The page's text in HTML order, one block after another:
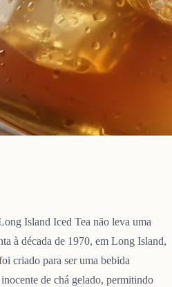
Island Iced Tea não leva uma
à década de 1970, em Long Island,
criado para ser uma bebida
de chá gelado, permitindo